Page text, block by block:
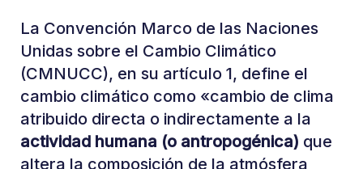
La Convención Marco de las Naciones
Unidas sobre el Cambio Climático
(CMNUCC), en su artículo 1, define el
cambio climático como «cambio de clima
atribuido directa o indirectamente a la
actividad humana (o antropogénica) que
altera la composición de la atmósfera